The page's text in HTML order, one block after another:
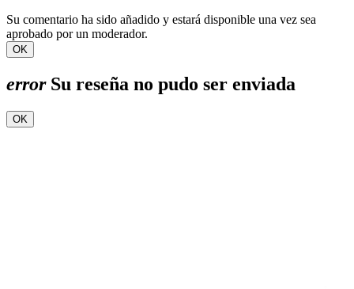
Su comentario ha sido añadido y estará disponible una vez sea
aprobado por un moderador.
OK
errorSu reseña no pudo ser enviada
OK